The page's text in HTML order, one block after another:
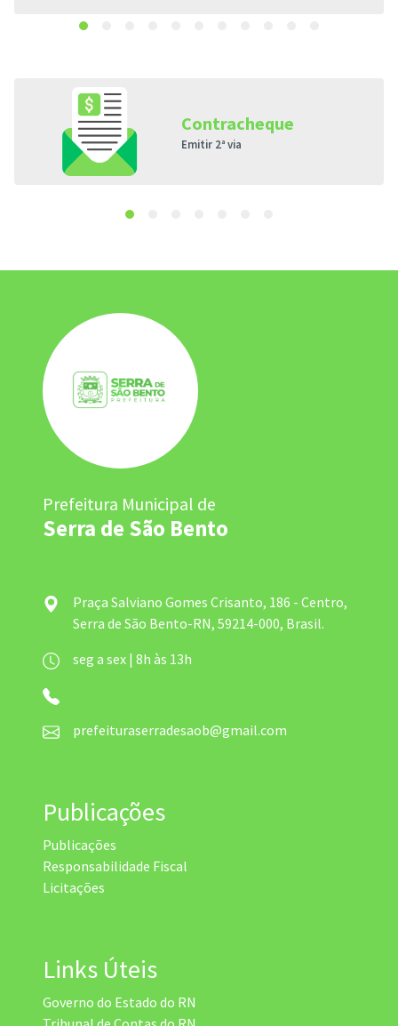
Contracheque
Emitir 2ª via
Prefeitura Municipal de
Serra de São Bento
Praça Salviano Gomes Crisanto, 186 - Centro,
Serra de São Bento-RN, 59214-000, Brasil.
seg a sex | 8h às 13h
prefeituraserradesaob@gmail.com
Publicações
Publicações
Responsabilidade Fiscal
Licitações
Links Úteis
Governo do Estado do RN